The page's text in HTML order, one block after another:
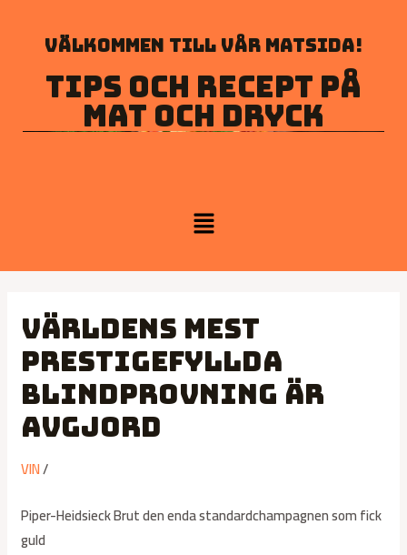
Välkommen till vår matsida!
Tips och recept på
mat och dryck
Världens mest
prestigefyllda
blindprovning är
avgjord
VIN/
Piper-Heidsieck Brut den enda standardchampagnen som fick
guld